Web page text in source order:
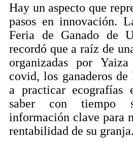
Hay un aspecto que
pasos en innovación.
Feria de Ganado de
recordó que a raíz de
organizadas por
covid, los ganaderos
a practicar ecografías
saber con tiempo
información clave para
rentabilidad de su granja.